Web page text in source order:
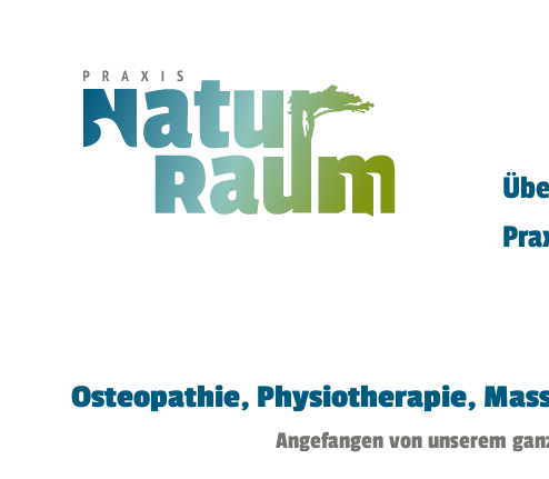
Osteopathie, Physiotherapie,
Angefangen von unserem